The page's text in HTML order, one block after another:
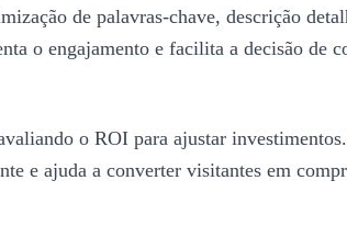
de palavras-chave, descrição
o engajamento e facilita a decisão de
o ROI para ajustar
e ajuda a converter visitantes em